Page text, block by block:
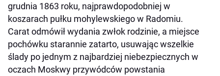
grudnia 1863 roku, najprawdopodobniej w
koszarach pułku mohylewskiego w Radomiu.
Carat odmówił wydania zwłok rodzinie, a miejsce
pochówku starannie zatarto, usuwając wszelkie
ślady po jednym z najbardziej niebezpiecznych w
oczach Moskwy przywódców powstania